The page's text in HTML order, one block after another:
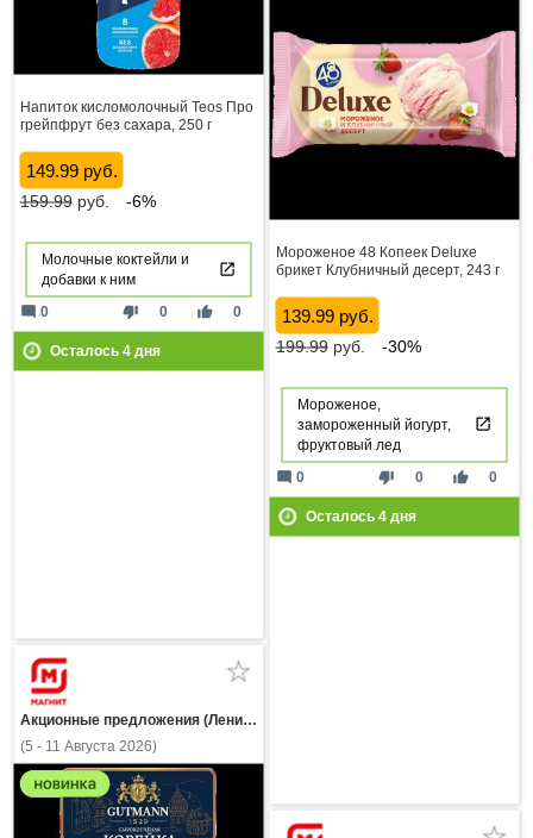
Напиток кисломолочный Teos Про
грейпфрут без сахара, 250 г
149.99 руб.
159.99руб. -6%
Молочные коктейли и
добавки к ним
thumb_down 0 thumb_up 0
mode_comment 0
Осталось 4дня
Мороженое 48 Копеек Deluxe
брикет Клубничный десерт, 243 г
139.99 руб.
199.99руб. -30%
Мороженое,
замороженный йогурт,
фруктовый лед
thumb_down 0 thumb_up 0
mode_comment 0
Осталось 4дня
Акционные предложения (Ленинградская область)
(5 - 11 Августа 2026)